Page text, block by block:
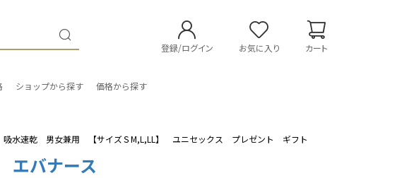
登録/ログイン お気に入り カート
ショップから探す 価格から探す
速乾 男女兼用 【サイズＳM,L,LL】 ユニセックス プレゼント ギフト
エバナース